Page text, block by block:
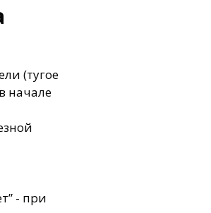
(тугое
начале
- при